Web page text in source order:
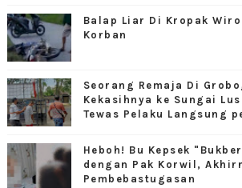
Balap Liar Di Kropak
Korban
Seorang Remaja Di
Kekasihnya ke Sungai
Tewas Pelaku Langsung
Heboh! Bu Kepsek
dengan Pak Korwil,
Pembebastugasan